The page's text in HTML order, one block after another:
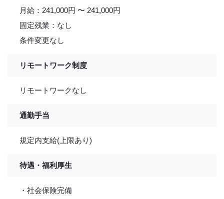
月給：241,000円 〜 241,000円
固定残業：なし
条件変更なし
リモートワーク制度
リモートワークなし
通勤手当
規定内支給(上限あり)
待遇・福利厚生
・社会保険完備